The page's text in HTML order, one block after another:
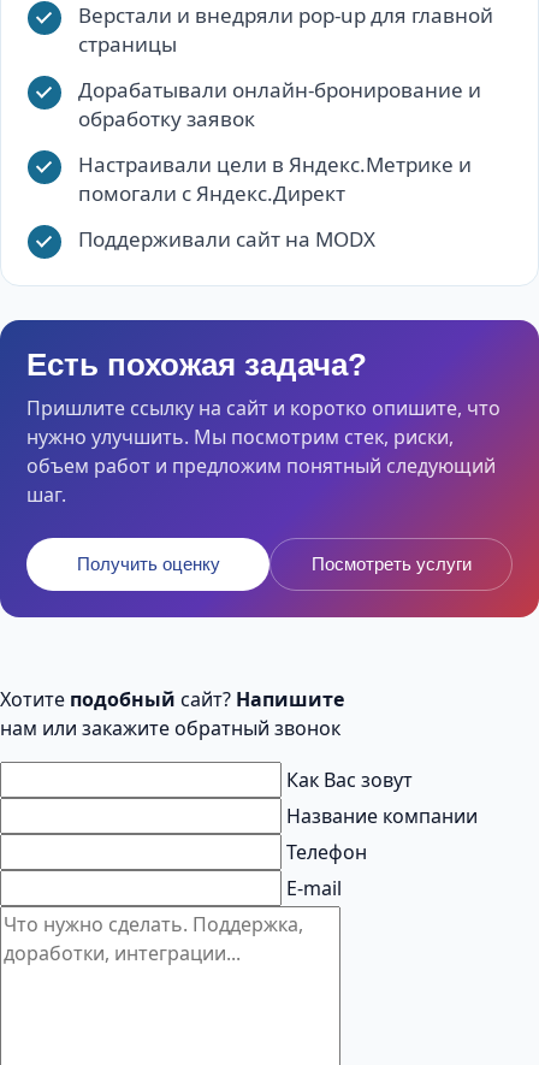
Верстали и внедряли pop-up для главной
страницы
Дорабатывали онлайн-бронирование и
обработку заявок
Настраивали цели в Яндекс.Метрике и
помогали с Яндекс.Директ
Поддерживали сайт на MODX
Есть похожая задача?
Пришлите ссылку на сайт и коротко опишите, что
нужно улучшить. Мы посмотрим стек, риски,
объем работ и предложим понятный следующий
шаг.
Получить оценку Посмотреть услуги
Хотите подобный сайт? Напишите
нам или закажите обратный звонок
Как Вас зовут
Название компании
Телефон
E-mail